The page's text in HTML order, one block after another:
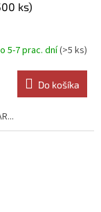
ks)
5-7 prac. dní(>5 ks)
Do košíka